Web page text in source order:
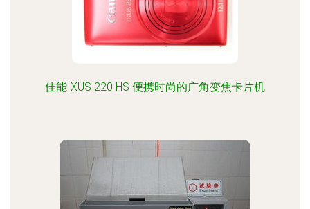
佳能IXUS 220 HS 便携时尚的广角变焦卡片机